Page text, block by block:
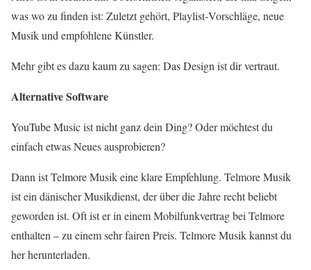
was wo zu finden ist: Zuletzt gehört, Playlist‑Vorschläge, neue
Musik und empfohlene Künstler.
Mehr gibt es dazu kaum zu sagen: Das Design ist dir vertraut.
Alternative Software
YouTube Music ist nicht ganz dein Ding? Oder möchtest du
einfach etwas Neues ausprobieren?
Dann ist Telmore Musik eine klare Empfehlung. Telmore Musik
ist ein dänischer Musikdienst, der über die Jahre recht beliebt
geworden ist. Oft ist er in einem Mobilfunkvertrag bei Telmore
enthalten – zu einem sehr fairen Preis. Telmore Musik kannst du
her herunterladen.